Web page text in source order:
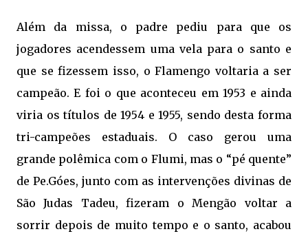
Além da missa, o padre pediu para que os
jogadores acendessem uma vela para o santo e
que se fizessem isso, o Flamengo voltaria a ser
campeão. E foi o que aconteceu em 1953 e ainda
viria os títulos de 1954 e 1955, sendo desta forma
tri-campeões estaduais. O caso gerou uma
grande polêmica com o Flumi, mas o “pé quente”
de Pe.Góes, junto com as intervenções divinas de
São Judas Tadeu, fizeram o Mengão voltar a
sorrir depois de muito tempo e o santo, acabou